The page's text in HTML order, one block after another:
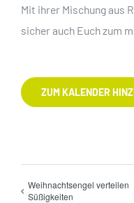
Mit ihrer Mischung aus
sicher auch Euch zum
ZUM KALENDER
Weihnachtsengel verteilen
Süßigkeiten